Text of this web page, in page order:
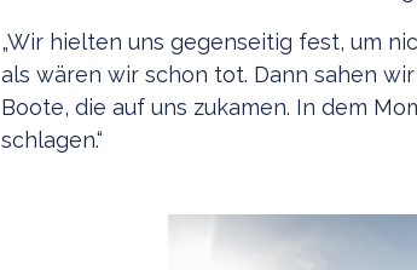
„Wir hielten uns gegenseitig fest, um
als wären wir schon tot. Dann sahen
Boote, die auf uns zukamen. In dem
schlagen.“